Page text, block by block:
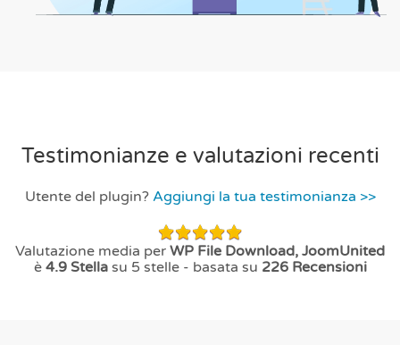
Testimonianze e valutazioni recenti
Utente del plugin? Aggiungi la tua testimonianza >>
Valutazione media per WP File Download, JoomUnited
è 4.9 Stellasu 5 stelle - basata su 226 Recensioni